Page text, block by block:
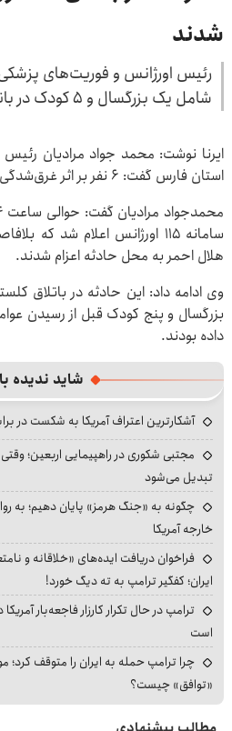
شدند
شامل یک بزرگسال و ۵ کودک در باتلاق کلستون خبرداد.
ایرنا نوشت: محمد جواد مرادیان
استان فارس گفت: 6 نفر بر اثر غرق‌شدگی در فارس جان باختند.
هلال احمر به محل حادثه اعزام شدند.
بزرگسال و پنج کودک قبل از رسیدن
داده بودند.
شاید ندیده
آشکارترین اعتراف آمریکا به شکست در
مجتبی شکوری در راهپیمایی اربعین؛
تبدیل می‌شود
چگونه به «جنگ هرمز» پایان دهیم؛ به
خارجه آمریکا
فراخوان دریافت ایده‌های «خلاقانه و
ایران؛ کفگیر ترامپ به ته دیگ خورد!
ترامپ در حال تکرار کارزار فاجعه‌بار
است
چرا ترامپ حمله به ایران را متوقف کرد؛
«توافق» چیست؟